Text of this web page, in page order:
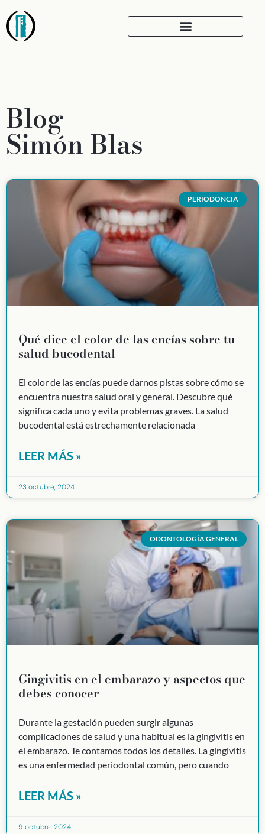
Blog
Simón Blas
PERIODONCIA
Qué dice el color de las encías sobre tu
salud bucodental
El color de las encías puede darnos pistas sobre cómo se
encuentra nuestra salud oral y general. Descubre qué
significa cada uno y evita problemas graves. La salud
bucodental está estrechamente relacionada
LEER MÁS »
23 octubre, 2024
ODONTOLOGÍA GENERAL
Gingivitis en el embarazo y aspectos que
debes conocer
Durante la gestación pueden surgir algunas
complicaciones de salud y una habitual es la gingivitis en
el embarazo. Te contamos todos los detalles. La gingivitis
es una enfermedad periodontal común, pero cuando
LEER MÁS »
9 octubre, 2024